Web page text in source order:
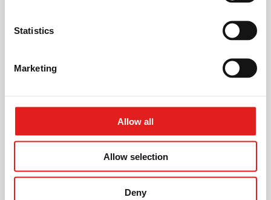
Statistics
Marketing
Allow all
Allow selection
Deny